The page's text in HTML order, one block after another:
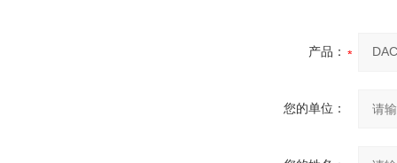
产品：
您的单位：